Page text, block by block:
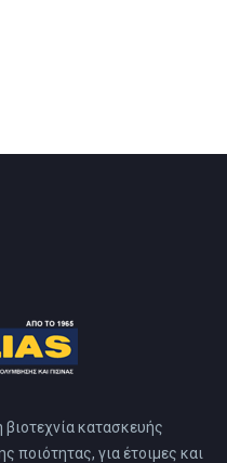
κατασκευής
ποιότητας, για έτοιμες και